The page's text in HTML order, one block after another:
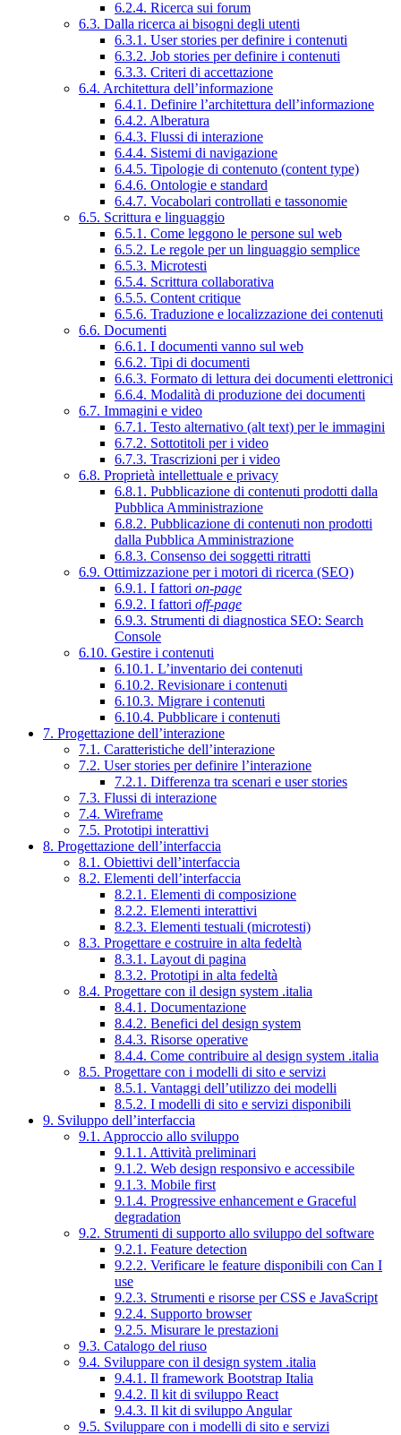
6.2.4. Ricerca sui forum
6.3. Dalla ricerca ai bisogni degli utenti
6.3.1. User stories per definire i contenuti
6.3.2. Job stories per definire i contenuti
6.3.3. Criteri di accettazione
6.4. Architettura dell’informazione
6.4.1. Definire l’architettura dell’informazione
6.4.2. Alberatura
6.4.3. Flussi di interazione
6.4.4. Sistemi di navigazione
6.4.5. Tipologie di contenuto (content type)
6.4.6. Ontologie e standard
6.4.7. Vocabolari controllati e tassonomie
6.5. Scrittura e linguaggio
6.5.1. Come leggono le persone sul web
6.5.2. Le regole per un linguaggio semplice
6.5.3. Microtesti
6.5.4. Scrittura collaborativa
6.5.5. Content critique
6.5.6. Traduzione e localizzazione dei contenuti
6.6. Documenti
6.6.1. I documenti vanno sul web
6.6.2. Tipi di documenti
6.6.3. Formato di lettura dei documenti elettronici
6.6.4. Modalità di produzione dei documenti
6.7. Immagini e video
6.7.1. Testo alternativo (alt text) per le immagini
6.7.2. Sottotitoli per i video
6.7.3. Trascrizioni per i video
6.8. Proprietà intellettuale e privacy
6.8.1. Pubblicazione di contenuti prodotti dalla
Pubblica Amministrazione
6.8.2. Pubblicazione di contenuti non prodotti
dalla Pubblica Amministrazione
6.8.3. Consenso dei soggetti ritratti
6.9. Ottimizzazione per i motori di ricerca (SEO)
6.9.1. I fattori on-page
6.9.2. I fattori off-page
6.9.3. Strumenti di diagnostica SEO: Search
Console
6.10. Gestire i contenuti
6.10.1. L’inventario dei contenuti
6.10.2. Revisionare i contenuti
6.10.3. Migrare i contenuti
6.10.4. Pubblicare i contenuti
7. Progettazione dell’interazione
7.1. Caratteristiche dell’interazione
7.2. User stories per definire l’interazione
7.2.1. Differenza tra scenari e user stories
7.3. Flussi di interazione
7.4. Wireframe
7.5. Prototipi interattivi
8. Progettazione dell’interfaccia
8.1. Obiettivi dell’interfaccia
8.2. Elementi dell’interfaccia
8.2.1. Elementi di composizione
8.2.2. Elementi interattivi
8.2.3. Elementi testuali (microtesti)
8.3. Progettare e costruire in alta fedeltà
8.3.1. Layout di pagina
8.3.2. Prototipi in alta fedeltà
8.4. Progettare con il design system .italia
8.4.1. Documentazione
8.4.2. Benefici del design system
8.4.3. Risorse operative
8.4.4. Come contribuire al design system .italia
8.5. Progettare con i modelli di sito e servizi
8.5.1. Vantaggi dell’utilizzo dei modelli
8.5.2. I modelli di sito e servizi disponibili
9. Sviluppo dell’interfaccia
9.1. Approccio allo sviluppo
9.1.1. Attività preliminari
9.1.2. Web design responsivo e accessibile
9.1.3. Mobile first
9.1.4. Progressive enhancement e Graceful
degradation
9.2. Strumenti di supporto allo sviluppo del software
9.2.1. Feature detection
9.2.2. Verificare le feature disponibili con Can I
use
9.2.3. Strumenti e risorse per CSS e JavaScript
9.2.4. Supporto browser
9.2.5. Misurare le prestazioni
9.3. Catalogo del riuso
9.4. Sviluppare con il design system .italia
9.4.1. Il framework Bootstrap Italia
9.4.2. Il kit di sviluppo React
9.4.3. Il kit di sviluppo Angular
9.5. Sviluppare con i modelli di sito e servizi